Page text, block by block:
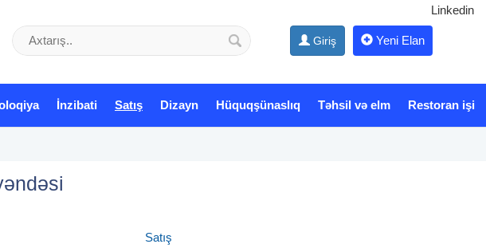
Linkedin
Giriş Yeni Elan
İnzibati Satış Dizayn Hüquqşünaslıq Təhsil və elm Restoran işi
Satış